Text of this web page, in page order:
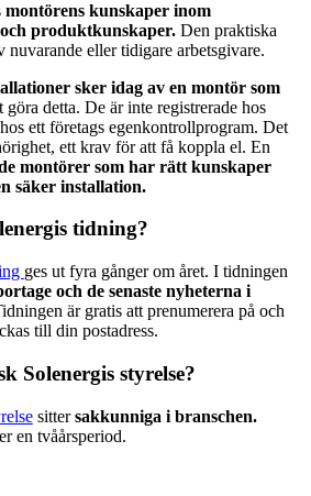
montörens kunskaper inom
produktkunskaper. Den praktiska
nuvarande eller tidigare arbetsgivare.
sker idag av en montör som
göra detta. De är inte registrerade hos
ett företags egenkontrollprogram. Det
ett krav för att få koppla el. En
montörer som har rätt kunskaper
säker installation.
tidning?
ges ut fyra gånger om året. I tidningen
och de senaste nyheterna i
är gratis att prenumerera på och
till din postadress.
Solenergis styrelse?
sittersakkunniga i branschen.
en tvåårsperiod.